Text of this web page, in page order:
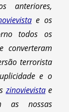
anteriores,
e os
todos os
converteram
terrorista
e o
zinovievistae
as nossas